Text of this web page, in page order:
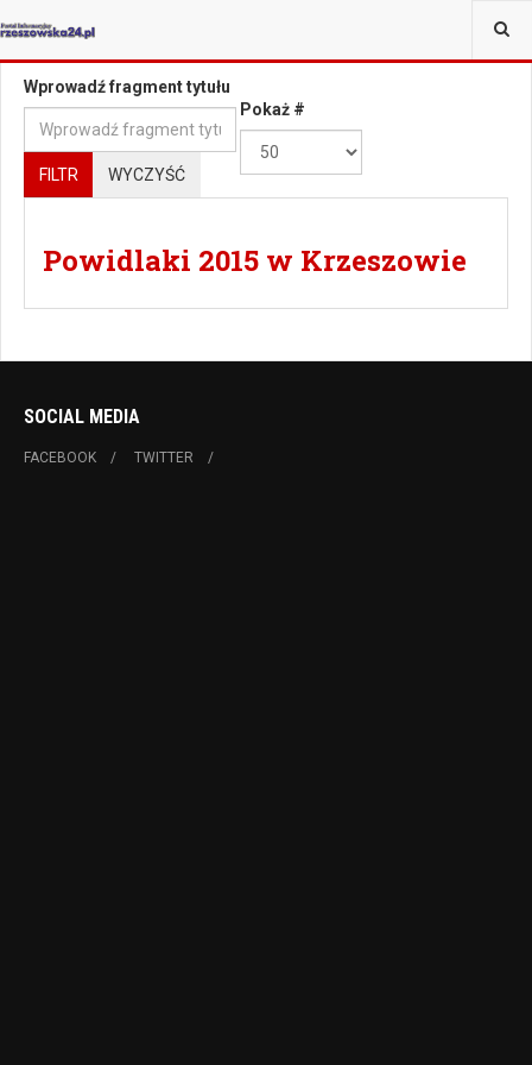
JESTEŚ TUTAJ:
Wprowadź fragment tytułu
FILTR WYCZYŚĆ
Pokaż #
Powidlaki 2015 w Krzeszowie
SOCIAL MEDIA
FACEBOOK TWITTER